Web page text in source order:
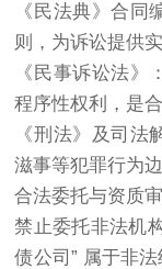
《民法典》合
则，为诉讼提供
《民事诉讼法
程序性权利，是
《刑法》及司
滋事等犯罪行为
合法委托与资质
禁止委托非法机
债公司 ” 属于非